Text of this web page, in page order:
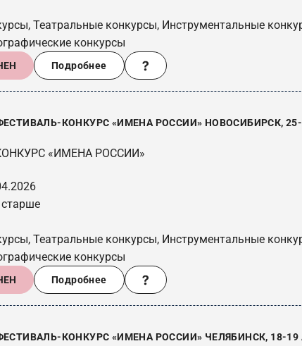
Театральные конкурсы, Инструментальные
конкурсы
Подробнее
КОНКУРС «ИМЕНА РОССИИ» НОВОСИБИРСК, 25-
«ИМЕНА РОССИИ»
Театральные конкурсы, Инструментальные
конкурсы
Подробнее
КОНКУРС «ИМЕНА РОССИИ» ЧЕЛЯБИНСК, 18-19